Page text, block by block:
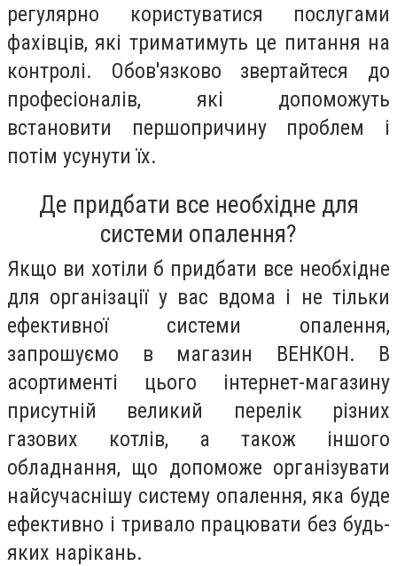
регулярно користуватися послугами
фахівців, які триматимуть це питання на
контролі. Обов'язково звертайтеся до
професіоналів, які допоможуть
встановити першопричину проблем і
потім усунути їх.
Де придбати все необхідне для
системи опалення?
Якщо ви хотіли б придбати все необхідне
для організації у вас вдома і не тільки
ефективної системи опалення,
запрошуємо в магазин ВЕНКОН. В
асортименті цього інтернет-магазину
присутній великий перелік різних
газових котлів, а також іншого
обладнання, що допоможе організувати
найсучаснішу систему опалення, яка буде
ефективно і тривало працювати без будь-
яких нарікань.